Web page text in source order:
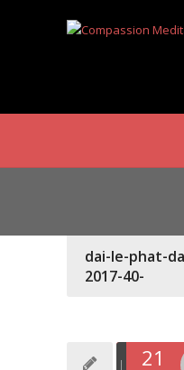
dai-le-phat-
2017-40-
21